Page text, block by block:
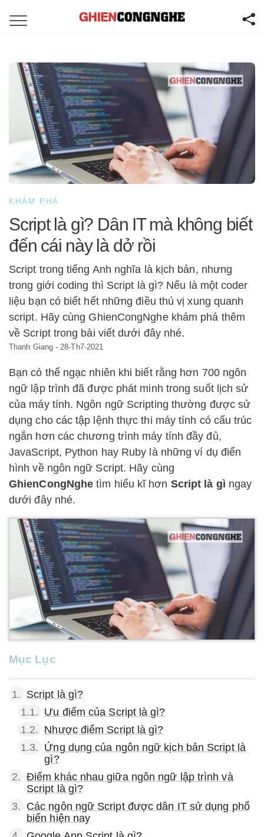
KHÁM PHÁ
Script là gì? Dân IT mà không biết
đến cái này là dở rồi
Script trong tiếng Anh nghĩa là kịch bản, nhưng
trong giới coding thì Script là gì? Nếu là một coder
liệu bạn có biết hết những điều thú vị xung quanh
script. Hãy cùng GhienCongNghe khám phá thêm
về Script trong bài viết dưới đây nhé.
Thanh Giang- 28-Th7-2021
Bạn có thể ngạc nhiên khi biết rằng hơn 700 ngôn
ngữ lập trình đã được phát minh trong suốt lịch sử
của máy tính. Ngôn ngữ Scripting thường được sử
dụng cho các tập lệnh thực thi máy tính có cấu trúc
ngắn hơn các chương trình máy tính đầy đủ,
JavaScript, Python hay Ruby là những ví dụ điển
hình về ngôn ngữ Script. Hãy cùng
GhienCongNghe tìm hiểu kĩ hơn Script là gì ngay
dưới đây nhé.
Mục Lục
1. Script là gì?
1.1. Ưu điểm của Script là gì?
1.2. Nhược điểm Script là gì?
1.3. Ứng dụng của ngôn ngữ kịch bản Script là
gì?
2. Điểm khác nhau giữa ngôn ngữ lập trình và
Script là gì?
3. Các ngôn ngữ Script được dân IT sử dụng phổ
biến hiện nay